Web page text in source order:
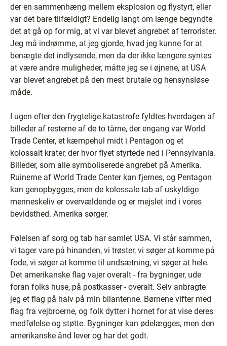
der en sammenhæng mellem eksplosion og flystyrt, eller
var det bare tilfældigt? Endelig langt om længe begyndte
det at gå op for mig, at vi var blevet angrebet af terrorister.
Jeg må indrømme, at jeg gjorde, hvad jeg kunne for at
benægte det indlysende, men da der ikke længere syntes
at være andre muligheder, måtte jeg se i øjnene, at USA
var blevet angrebet på den mest brutale og hensynsløse
måde.
I ugen efter den frygtelige katastrofe fyldtes hverdagen af
billeder af resterne af de to tårne, der engang var World
Trade Center, et kæmpehul midt i Pentagon og et
kolossalt krater, der hvor flyet styrtede ned i Pennsylvania.
Billeder, som alle symboliserede angrebet på Amerika.
Ruinerne af World Trade Center kan fjernes, og Pentagon
kan genopbygges, men de kolossale tab af uskyldige
menneskeliv er overvældende og er mejslet ind i vores
bevidsthed. Amerika sørger.
Følelsen af sorg og tab har samlet USA. Vi står sammen,
vi tager vare på hinanden, vi trøster, vi søger at komme på
fode, vi søger at komme til undsætning, vi søger at hele.
Det amerikanske flag vajer overalt - fra bygninger, ude
foran folks huse, på postkasser - overalt. Selv anbragte
jeg et flag på halv på min bilantenne. Børnene vifter med
flag fra vejbroerne, og folk dytter i hornet for at vise deres
medfølelse og støtte. Bygninger kan ødelægges, men den
amerikanske ånd lever og har det godt.